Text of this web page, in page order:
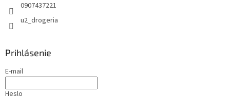
0907437221
u2_drogeria
Prihlásenie
E-mail
Heslo